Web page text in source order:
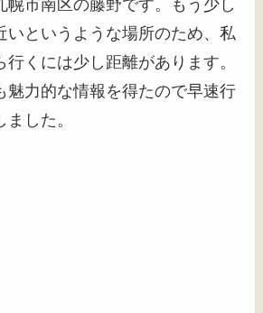
市南区の藤野です。もう少し
いというような場所のため、私
くには少し距離があります。
魅力的な情報を得たので早速行
した。